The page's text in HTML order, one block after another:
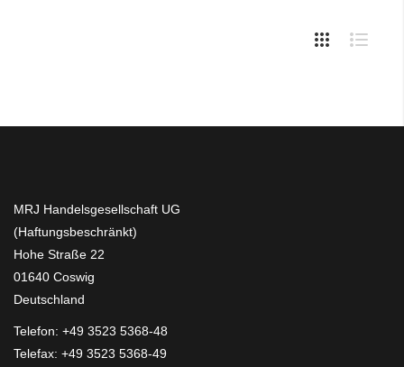
MRJ Handelsgesellschaft UG
(Haftungsbeschränkt)
Hohe Straße 22
01640 Coswig
Deutschland
Telefon: +49 3523 5368-48
Telefax: +49 3523 5368-49